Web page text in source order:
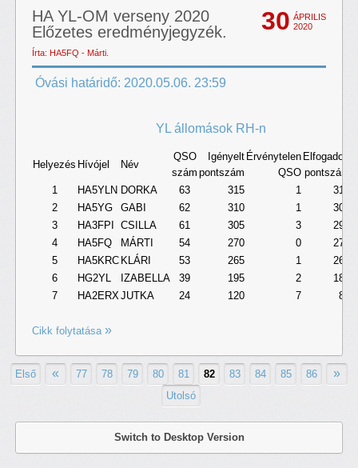
30 ÁPRILIS
2020
HA YL-OM verseny 2020
Előzetes eredményjegyzék.
Írta: HA5FQ - Márti.
Óvási határidő: 2020.05.06. 23:59
YL állomások RH-n
Helyezés Hívójel Név
QSO
szám
Igényelt
pontszám
Érvénytelen
QSO
Elfogadott
pontszám
1
HA5YLN DORKA 63 315 1
310
2
HA5YG GABI 62 310 1
305
3
HA3FPI CSILLA 61 305 3
290
4
HA5FQ MÁRTI 54 270 0
270
5
HA5KRC KLÁRI 53 265 1
260
6
HG2YL IZABELLA 39 195 2
185
7
HA2ERXJUTKA 24 120 7 85
Cikk folytatása
Első « 77 78 79 80 81 82 83 84 85 86 »
Utolsó
Switch to Desktop Version